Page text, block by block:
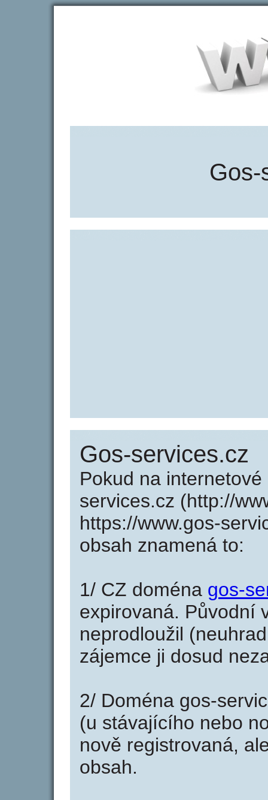
Gos-
Gos-services.cz
Pokud na
services.cz (http://
https://www.gos-
obsah znamená to:
1/ CZ doména gos-
expirovaná. Původní
neprodloužil
zájemce ji dosud
2/ Doména gos-
(u stávajícího nebo
nově registrovaná,
obsah.